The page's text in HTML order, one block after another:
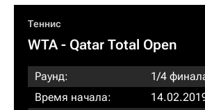
Теннис
WTA- Qatar Total Open
Раунд:
1/4
Время начала: